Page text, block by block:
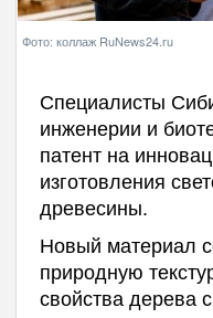
Фото: коллаж RuNews24.ru
Специалисты
инженерии и
патент на
изготовления
древесины.
Новый материал
природную
свойства дерева